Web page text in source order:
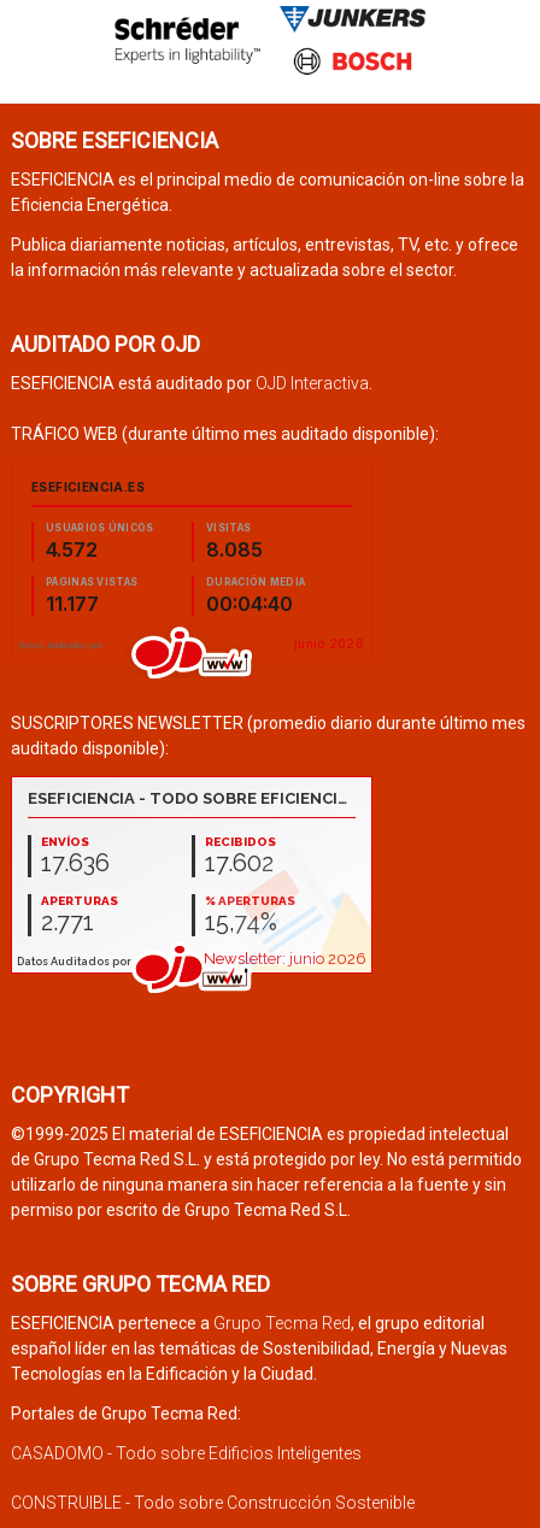
SOBRE ESEFICIENCIA
ESEFICIENCIA es el principal medio de comunicación on-line sobre la
Eficiencia Energética.
Publica diariamente noticias, artículos, entrevistas, TV, etc. y ofrece
la información más relevante y actualizada sobre el sector.
AUDITADO POR OJD
ESEFICIENCIA está auditado por OJD Interactiva
TRÁFICO WEB (durante último mes auditado disponible):
SUSCRIPTORES NEWSLETTER (promedio diario durante último mes
auditado disponible):
COPYRIGHT
©1999-2025 El material de ESEFICIENCIA es propiedad intelectual
de Grupo Tecma Red S.L. y está protegido por ley. No está permitido
utilizarlo de ninguna manera sin hacer referencia a la fuente y sin
permiso por escrito de Grupo Tecma Red S.L.
SOBRE GRUPO TECMA RED
ESEFICIENCIA pertenece a Grupo Tecma Red, el grupo editorial
español líder en las temáticas de Sostenibilidad, Energía y Nuevas
Tecnologías en la Edificación y la Ciudad.
Portales de Grupo Tecma Red:
CASADOMO - Todo sobre Edificios Inteligentes
CONSTRUIBLE - Todo sobre Construcción Sostenible